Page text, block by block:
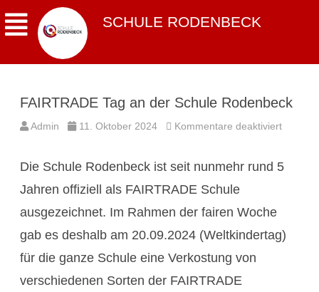
SCHULE RODENBECK
FAIRTRADE Tag an der Schule Rodenbeck
Admin 11. Oktober 2024 Kommentare deaktiviertfür
der
Die Schule Rodenbeck ist seit nunmehr rund 5
Jahren offiziell als FAIRTRADE Schule
ausgezeichnet. Im Rahmen der fairen Woche
gab es deshalb am 20.09.2024 (Weltkindertag)
für die ganze Schule eine Verkostung von
verschiedenen Sorten der FAIRTRADE